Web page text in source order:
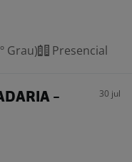
Grau) Presencial
-
30 jul